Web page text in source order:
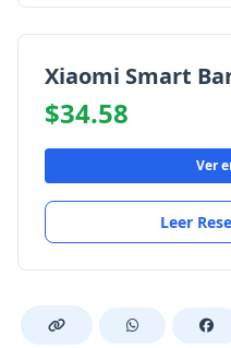
Xiaomi Smart
$34.58
Ver
Leer